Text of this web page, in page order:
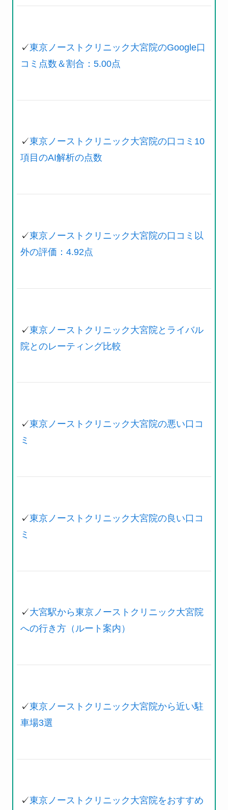
✓東京ノーストクリニック大宮院のGoogle口
コミ点数＆割合：5.00点
✓東京ノーストクリニック大宮院の口コミ10
項目のAI解析の点数
✓東京ノーストクリニック大宮院の口コミ以
外の評価：4.92点
✓東京ノーストクリニック大宮院とライバル
院とのレーティング比較
✓東京ノーストクリニック大宮院の悪い口コ
ミ
✓東京ノーストクリニック大宮院の良い口コ
ミ
✓大宮駅から東京ノーストクリニック大宮院
への行き方（ルート案内）
✓東京ノーストクリニック大宮院から近い駐
車場3選
✓東京ノーストクリニック大宮院をおすすめ